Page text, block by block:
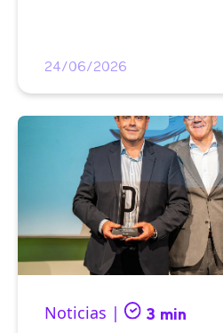
24/06/2026
Noticias | 3 min